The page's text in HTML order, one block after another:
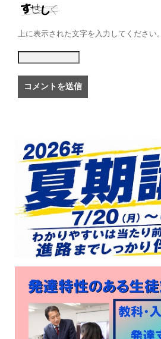
上に表示された文字を入力してください。